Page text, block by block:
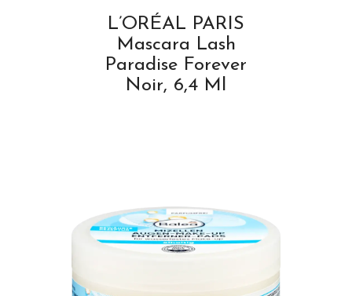
L’ORÉAL PARIS
Mascara Lash
Paradise Forever
Noir, 6,4 Ml